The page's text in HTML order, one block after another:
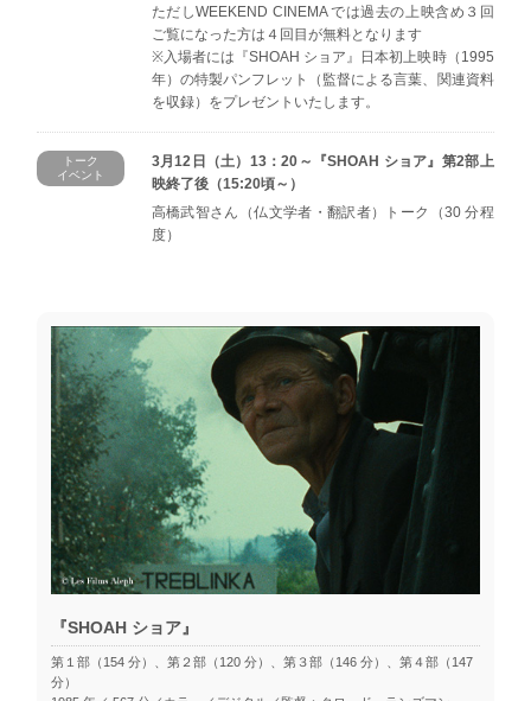
ただしWEEKEND CINEMA では過去の上映含め３回
ご覧になった方は４回目が無料となります
※入場者には『SHOAH ショア』日本初上映時（1995
年）の特製パンフレット（監督による言葉、関連資料
を収録）をプレゼントいたします。
トーク
イベント
3月12日（土）13：20～『SHOAH ショア』第2部上
映終了後（15:20頃～）
高橋武智さん（仏文学者・翻訳者）トーク（30 分程
度）
『SHOAH ショア』
第１部（154 分）、第２部（120 分）、第３部（146 分）、第４部（147
分）